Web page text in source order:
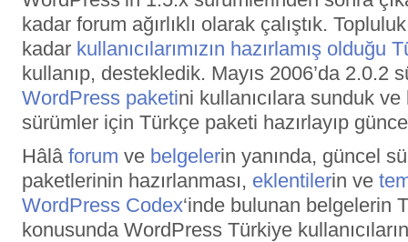
kadar forum ağırlıklı olarak çalıştık.
kadar kullanıcılarımızın hazırlamış olduğu
kullanıp, destekledik. Mayıs 2006’da 2.0.2
WordPress paketini kullanıcılara sunduk
sürümler için Türkçe paketi hazırlayıp
Hâlâ forum ve belgelerin yanında, güncel
paketlerinin hazırlanması, eklentilerin ve
WordPress Codex‘inde bulunan belgelerin
konusunda WordPress Türkiye